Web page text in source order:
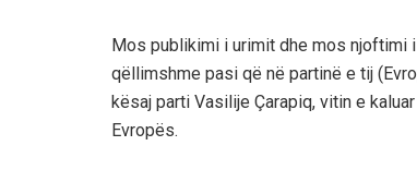
Mos publikimi i urimit dhe mos njoftimi
qëllimshme pasi që në partinë e tij
kësaj parti Vasilije Çarapiq, vitin e
Evropës.